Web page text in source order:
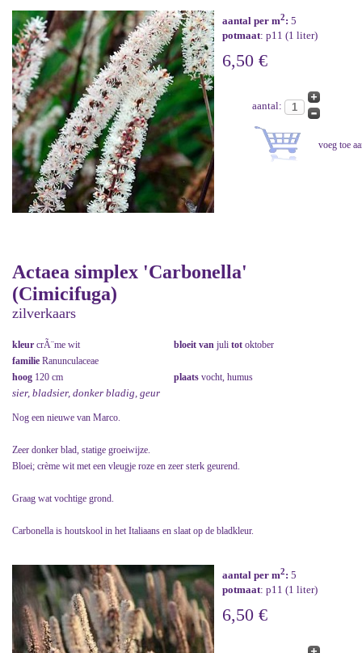
aantal per m2: 5
potmaat: p11 (1 liter)
6,50 €
aantal:
Actaea simplex 'Carbonella'
(Cimicifuga)
zilverkaars
kleur crÃ¨me wit bloeit van juli tot oktober
familie Ranunculaceae
hoog 120 cm plaats vocht, humus
sier, bladsier, donker bladig, geur
Nog een nieuwe van Marco.
Zeer donker blad, statige groeiwijze.
Bloei; crème wit met een vleugje roze en zeer sterk geurend.
Graag wat vochtige grond.
Carbonella is houtskool in het Italiaans en slaat op de bladkleur.
aantal per m2: 5
potmaat: p11 (1 liter)
6,50 €